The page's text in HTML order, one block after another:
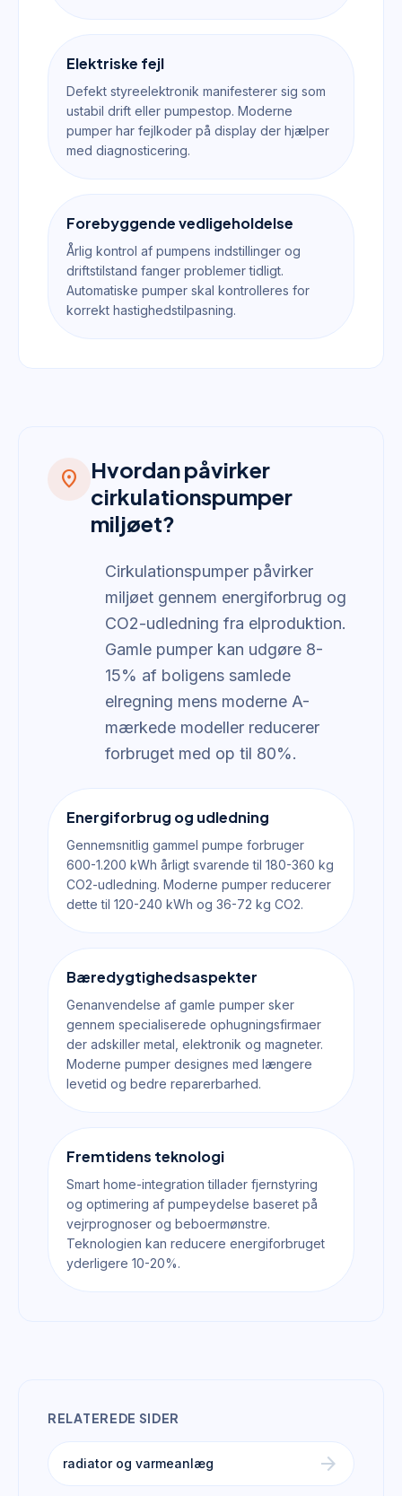
Elektriske fejl
Defekt styreelektronik manifesterer sig som
ustabil drift eller pumpestop. Moderne
pumper har fejlkoder på display der hjælper
med diagnosticering.
Forebyggende vedligeholdelse
Årlig kontrol af pumpens indstillinger og
driftstilstand fanger problemer tidligt.
Automatiske pumper skal kontrolleres for
korrekt hastighedstilpasning.
location_on
Hvordan påvirker
cirkulationspumper
miljøet?
Cirkulationspumper påvirker
miljøet gennem energiforbrug og
CO2-udledning fra elproduktion.
Gamle pumper kan udgøre 8-
15% af boligens samlede
elregning mens moderne A-
mærkede modeller reducerer
forbruget med op til 80%.
Energiforbrug og udledning
Gennemsnitlig gammel pumpe forbruger
600-1.200 kWh årligt svarende til 180-360 kg
CO2-udledning. Moderne pumper reducerer
dette til 120-240 kWh og 36-72 kg CO2.
Bæredygtighedsaspekter
Genanvendelse af gamle pumper sker
gennem specialiserede ophugningsfirmaer
der adskiller metal, elektronik og magneter.
Moderne pumper designes med længere
levetid og bedre reparerbarhed.
Fremtidens teknologi
Smart home-integration tillader fjernstyring
og optimering af pumpeydelse baseret på
vejrprognoser og beboermønstre.
Teknologien kan reducere energiforbruget
yderligere 10-20%.
RELATEREDE SIDER
radiator og varmeanlæg arrow_forward